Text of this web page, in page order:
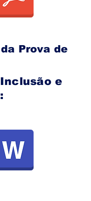
Prova de
e